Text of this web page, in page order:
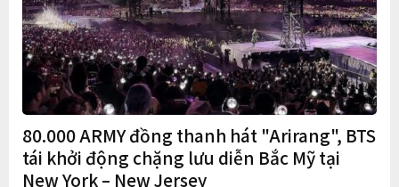
80.000 ARMY đồng thanh hát "Arirang", BTS
tái khởi động chặng lưu diễn Bắc Mỹ tại
New York – New Jersey